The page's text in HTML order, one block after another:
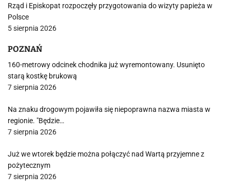
Rząd i Episkopat rozpoczęły przygotowania do wizyty papieża w
Polsce
5 sierpnia 2026
POZNAŃ
160-metrowy odcinek chodnika już wyremontowany. Usunięto
starą kostkę brukową
7 sierpnia 2026
Na znaku drogowym pojawiła się niepoprawna nazwa miasta w
regionie. "Będzie…
7 sierpnia 2026
Już we wtorek będzie można połączyć nad Wartą przyjemne z
pożytecznym
7 sierpnia 2026